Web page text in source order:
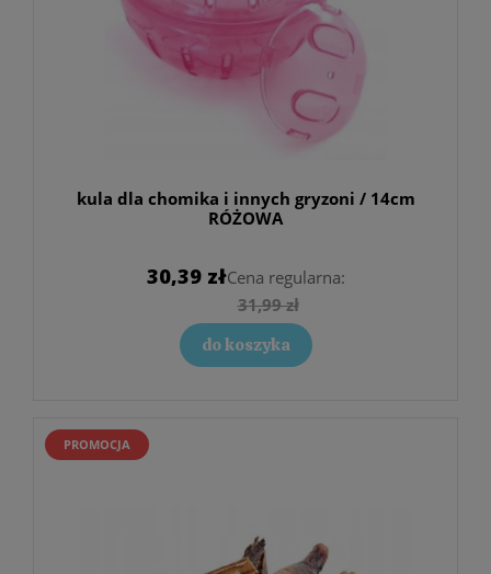
kula dla chomika i innych gryzoni / 14cm
RÓŻOWA
30,39 złCena regularna:
31,99 zł
do koszyka
PROMOCJA